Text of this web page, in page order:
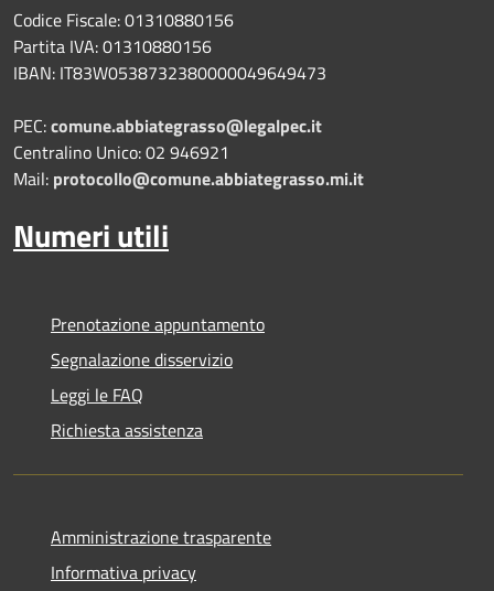
Codice Fiscale: 01310880156
Partita IVA: 01310880156
IBAN: IT83W0538732380000049649473
PEC:comune.abbiategrasso@legalpec.it
Centralino Unico: 02 946921
Mail: protocollo@comune.abbiategrasso.mi.it
Numeri utili
Prenotazione appuntamento
Segnalazione disservizio
Leggi le FAQ
Richiesta assistenza
Amministrazione trasparente
Informativa privacy